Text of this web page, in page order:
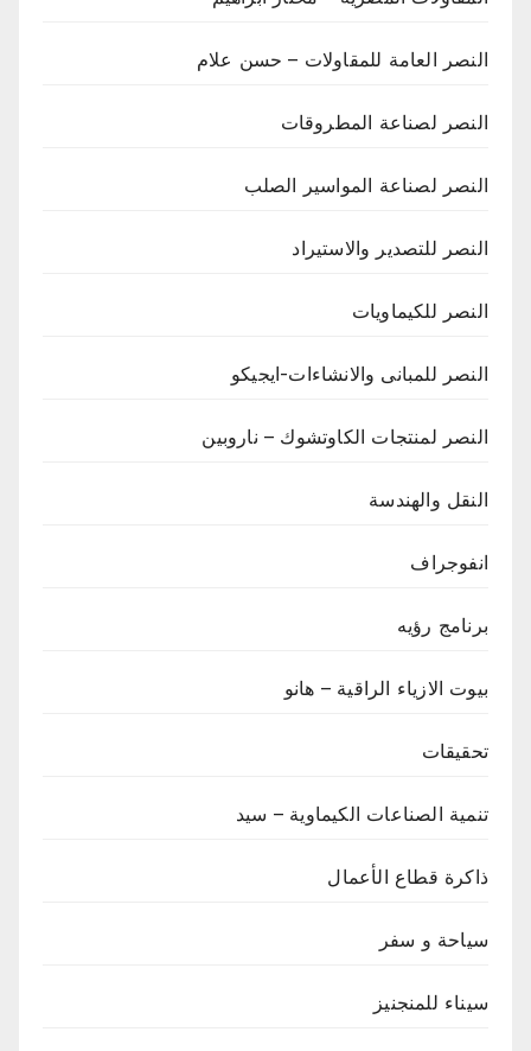
النصر العامة للمقاولات – حسن علام
النصر لصناعة المطروقات
النصر لصناعة المواسير الصلب
النصر للتصدير والاستيراد
النصر للكيماويات
النصر للمبانى والانشاءات-ايجيكو
النصر لمنتجات الكاوتشوك – ناروبين
النقل والهندسة
انفوجراف
برنامج رؤيه
بيوت الازياء الراقية – هانو
تحقيقات
تنمية الصناعات الكيماوية – سيد
ذاكرة قطاع الأعمال
سياحة و سفر
سيناء للمنجنيز